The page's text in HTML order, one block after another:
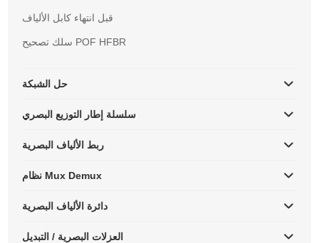
قبل انتهاء كابل الألياف
سلك تصحيح POF HFBR
حل الشبكة
سلسلة إطار التوزيع البصري
ربط الألياف البصرية
نظام Mux Demux
دائرة الألياف البصرية
العزلات البصرية / التبديل